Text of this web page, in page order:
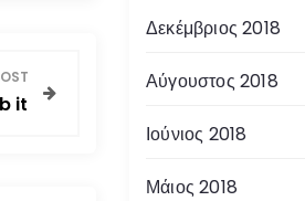
it
Δεκέμβριος 2018
Αύγουστος 2018
Ιούνιος 2018
Μάιος 2018